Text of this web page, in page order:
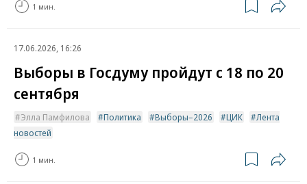
1 мин.
17.06.2026, 16:26
Выборы в Госдуму пройдут с 18 по 20
сентября
Элла Памфилова Политика Выборы–2026 ЦИК
Лента
новостей
1 мин.